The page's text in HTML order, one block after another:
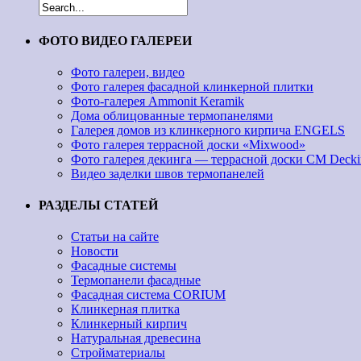
ФОТО ВИДЕО ГАЛЕРЕИ
Фото галереи, видео
Фото галерея фасадной клинкерной плитки
Фото-галерея Ammonit Keramik
Дома облицованные термопанелями
Галерея домов из клинкерного кирпича ENGELS
Фото галерея террасной доски «Mixwood»
Фото галерея декинга — террасной доски CM
Видео заделки швов термопанелей
РАЗДЕЛЫ СТАТЕЙ
Статьи на сайте
Новости
Фасадные системы
Термопанели фасадные
Фасадная система CORIUM
Клинкерная плитка
Клинкерный кирпич
Натуральная древесина
Стройматериалы